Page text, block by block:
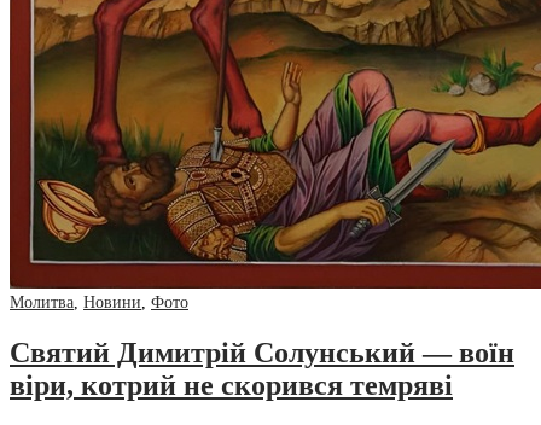
Молитва, Новини, Фото
Святий Димитрій Солунський — воїн
віри, котрий не скорився темряві